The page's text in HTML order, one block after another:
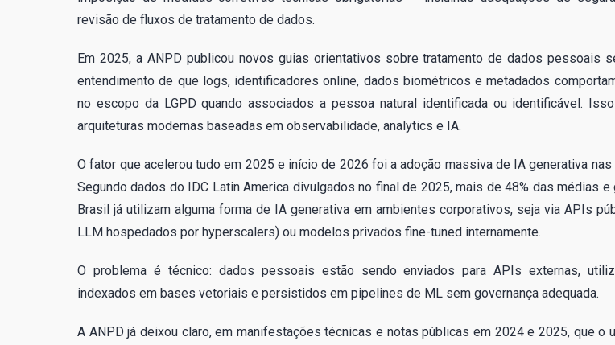
revisão de fluxos de tratamento de dados.
Em 2025, a ANPD publicou novos guias orientativos sobre tratamento de dados pessoais
entendimento de que logs, identificadores online, dados biométricos e metadados
no escopo da LGPD quando associados a pessoa natural identificada ou identificável.
arquiteturas modernas baseadas em observabilidade, analytics e IA.
O fator que acelerou tudo em 2025 e início de 2026 foi a adoção massiva de IA generativa
Segundo dados do IDC Latin America divulgados no final de 2025, mais de 48% das médias
Brasil já utilizam alguma forma de IA generativa em ambientes corporativos, seja via APIs
LLM hospedados por hyperscalers) ou modelos privados fine-tuned internamente.
O problema é técnico: dados pessoais estão sendo enviados para APIs externas,
indexados em bases vetoriais e persistidos em pipelines de ML sem governança adequada.
A ANPD já deixou claro, em manifestações técnicas e notas públicas em 2024 e 2025, que o